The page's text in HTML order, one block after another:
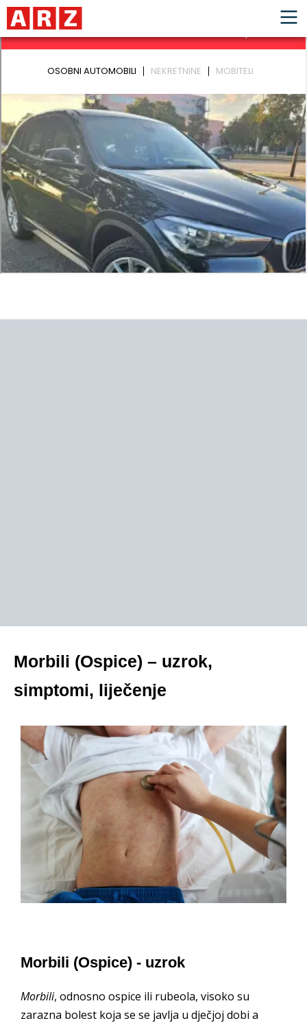
Morbili (Ospice) – uzrok,
simptomi, liječenje
Morbili (Ospice) - uzrok
Morbili, odnosno ospice ili rubeola, visoko su
zarazna bolest koja se se javlja u dječjoj dobi a